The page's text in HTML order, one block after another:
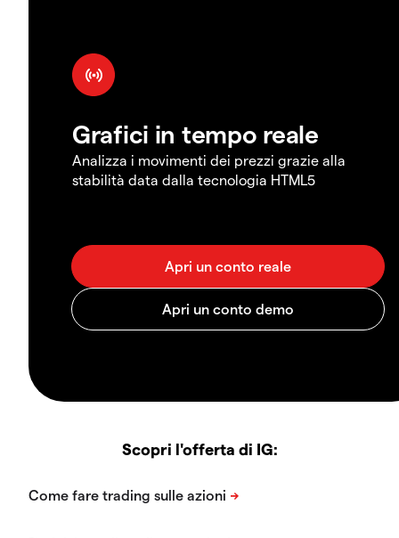
Grafici in tempo reale
Analizza i movimenti dei prezzi grazie alla
stabilità data dalla tecnologia HTML5
Scopri l'offerta di IG: